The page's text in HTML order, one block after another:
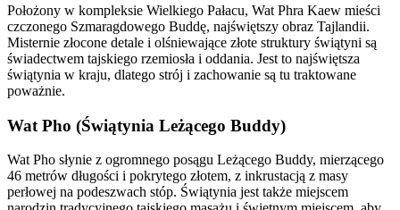
Położony w kompleksie Wielkiego Pałacu, Wat Phra Kaew mieści
czczonego Szmaragdowego Buddę, najświętszy obraz Tajlandii.
Misternie złocone detale i olśniewające złote struktury świątyni są
świadectwem tajskiego rzemiosła i oddania. Jest to najświętsza
świątynia w kraju, dlatego strój i zachowanie są tu traktowane
poważnie.
Wat Pho (Świątynia Leżącego Buddy)
Wat Pho słynie z ogromnego posągu Leżącego Buddy, mierzącego
46 metrów długości i pokrytego złotem, z inkrustacją z masy
perłowej na podeszwach stóp. Świątynia jest także miejscem